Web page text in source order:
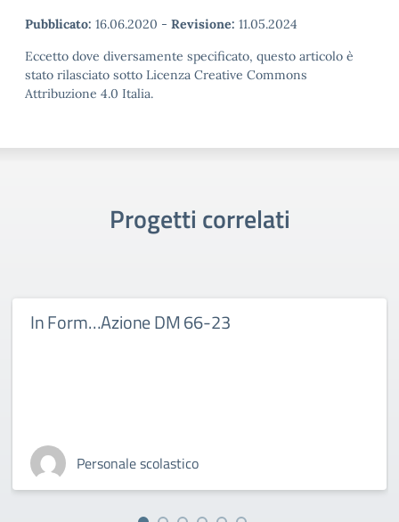
Pubblicato: 16.06.2020 - Revisione: 11.05.2024
Eccetto dove diversamente specificato, questo articolo è
stato rilasciato sotto Licenza Creative Commons
Attribuzione 4.0 Italia.
Progetti correlati
In Form…Azione DM 66-23
Personale scolastico